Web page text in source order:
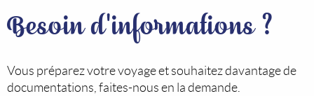
Besoin d'informations ?
Vous préparez votre voyage et souhaitez davantage de
documentations, faites-nous en la demande.